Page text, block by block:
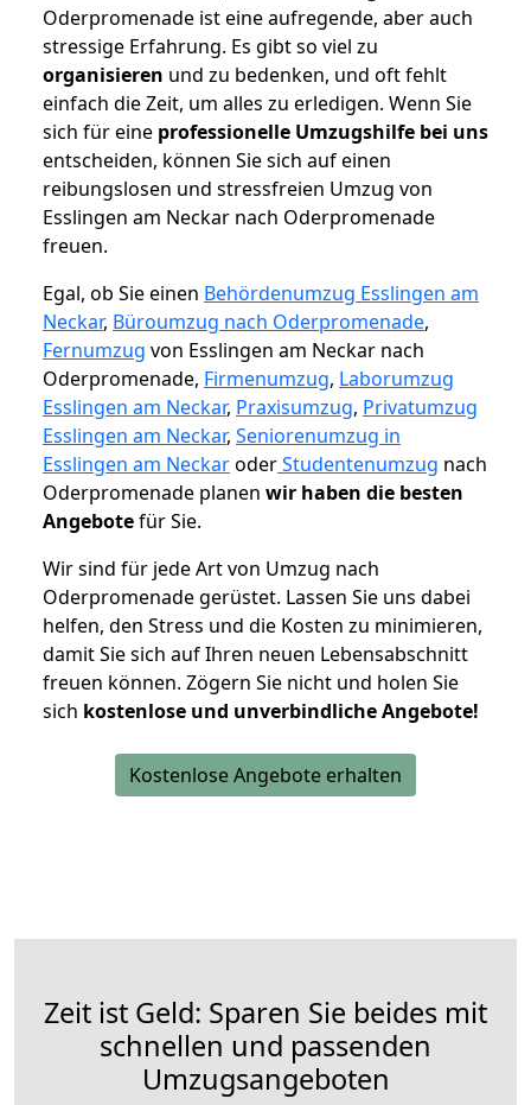
Oderpromenade ist eine aufregende, aber auch
stressige Erfahrung. Es gibt so viel zu
organisieren und zu bedenken, und oft fehlt
einfach die Zeit, um alles zu erledigen. Wenn Sie
sich für eine professionelle Umzugshilfe bei uns
entscheiden, können Sie sich auf einen
reibungslosen und stressfreien Umzug von
Esslingen am Neckar nach Oderpromenade
freuen.
Egal, ob Sie einen Behördenumzug Esslingen am
Neckar, Büroumzug nach Oderpromenade,
Fernumzug von Esslingen am Neckar nach
Oderpromenade, Firmenumzug, Laborumzug
Esslingen am Neckar, Praxisumzug, Privatumzug
Esslingen am Neckar, Seniorenumzug in
Esslingen am NeckaroderStudentenumzug nach
Oderpromenade planen wir haben die besten
Angebotefür Sie.
Wir sind für jede Art von Umzug nach
Oderpromenade gerüstet. Lassen Sie uns dabei
helfen, den Stress und die Kosten zu minimieren,
damit Sie sich auf Ihren neuen Lebensabschnitt
freuen können. Zögern Sie nicht und holen Sie
sich kostenlose und unverbindliche Angebote!
Kostenlose Angebote erhalten
Zeit ist Geld: Sparen Sie beides mit
schnellen und passenden
Umzugsangeboten